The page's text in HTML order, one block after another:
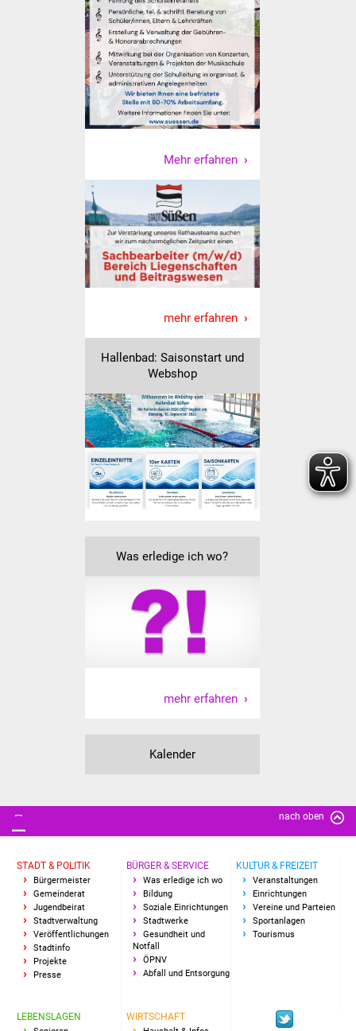
Gesundheit und Notfall
Ärzte und Apotheken
Pflege von Angehörigen
Hitzewarnung / UV-
Bürgerbus (MOBS)
Abfall und Entsorgung
Kultur & Freizeit
Veranstaltungen
Stadtfest
Ostermarkt
Einrichtungen
Hallenbad
Stadtbücherei
Bürgerhaus
Kulturhalle
Vereine und Parteien
Sportanlagen
Erlebnisregion
Schwäbischer Albtrauf
Route der
Mehr erfahren
mehr erfahren
Hallenbad: Saisonstart und
Webshop
Was erledige ich wo?
mehr erfahren
Kalender
nach oben
STADT & POLITIK
Bürgermeister
Gemeinderat
Jugendbeirat
Stadtverwaltung
Veröffentlichungen
Stadtinfo
Projekte
Presse
BÜRGER & SERVICE
Was erledige ich wo
Bildung
Soziale Einrichtungen
Stadtwerke
Gesundheit und
Notfall
ÖPNV
Abfall und Entsorgung
KULTUR & FREIZEIT
Veranstaltungen
Einrichtungen
Vereine und Parteien
Sportanlagen
Tourismus
LEBENSLAGEN WIRTSCHAFT